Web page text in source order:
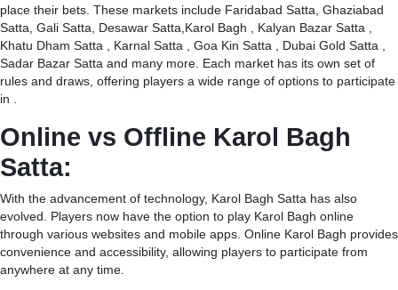
place their bets. These markets include Faridabad Satta, Ghaziabad
Satta, Gali Satta, Desawar Satta,Karol Bagh , Kalyan Bazar Satta ,
Khatu Dham Satta , Karnal Satta , Goa Kin Satta , Dubai Gold Satta ,
Sadar Bazar Satta and many more. Each market has its own set of
rules and draws, offering players a wide range of options to participate
in .
Online vs Offline Karol Bagh
Satta:
With the advancement of technology, Karol Bagh Satta has also
evolved. Players now have the option to play Karol Bagh online
through various websites and mobile apps. Online Karol Bagh provides
convenience and accessibility, allowing players to participate from
anywhere at any time.